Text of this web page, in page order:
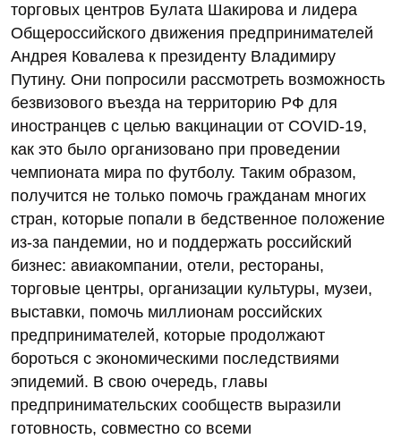
торговых центров Булата Шакирова и лидера
Общероссийского движения предпринимателей
Андрея Ковалева к президенту Владимиру
Путину. Они попросили рассмотреть возможность
безвизового въезда на территорию РФ для
иностранцев с целью вакцинации от COVID-19,
как это было организовано при проведении
чемпионата мира по футболу. Таким образом,
получится не только помочь гражданам многих
стран, которые попали в бедственное положение
из-за пандемии, но и поддержать российский
бизнес: авиакомпании, отели, рестораны,
торговые центры, организации культуры, музеи,
выставки, помочь миллионам российских
предпринимателей, которые продолжают
бороться с экономическими последствиями
эпидемий. В свою очередь, главы
предпринимательских сообществ выразили
готовность, совместно со всеми